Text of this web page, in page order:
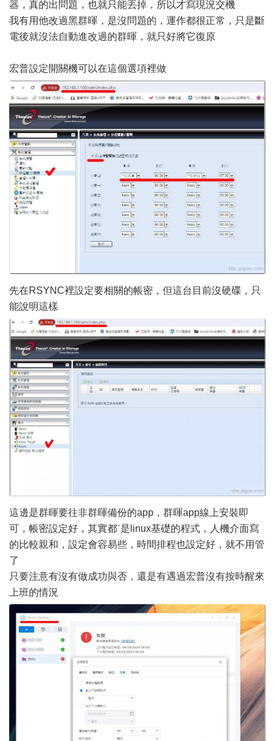
器，真的出問題，也就只能丟掉，所以才寫現況交機
我有用他改過黑群暉，是沒問題的，運作都很正常，只是斷
電後就沒法自動進改過的群暉，就只好將它復原
宏普設定開關機可以在這個選項裡做
先在RSYNC裡設定要相關的帳密，但這台目前沒硬碟，只
能說明這樣
這邊是群暉要往非群暉備份的app，群暉app線上安裝即
可，帳密設定好，其實都ˋ是linux基礎的程式，人機介面寫
的比較親和，設定會容易些，時間排程也設定好，就不用管
了
只要注意有沒有做成功與否，還是有遇過宏普沒有按時醒來
上班的情況